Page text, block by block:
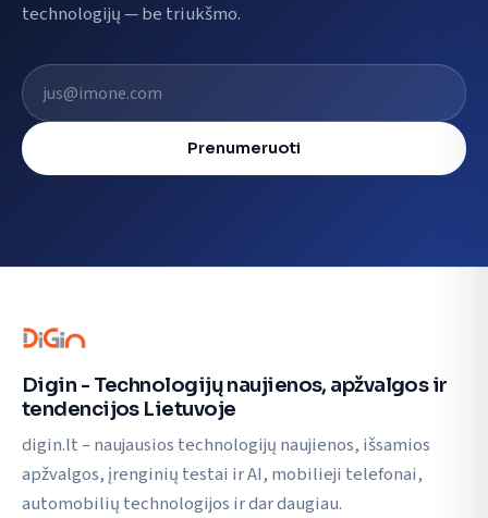
technologijų — be triukšmo.
El. pašto adresas
Prenumeruoti
Digin - Technologijų naujienos, apžvalgos ir
tendencijos Lietuvoje
digin.lt – naujausios technologijų naujienos, išsamios
apžvalgos, įrenginių testai ir AI, mobilieji telefonai,
automobilių technologijos ir dar daugiau.